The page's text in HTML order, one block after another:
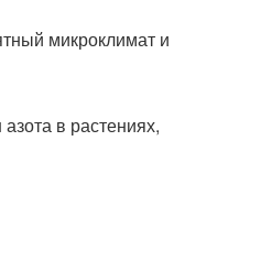
микроклимат и
в растениях,